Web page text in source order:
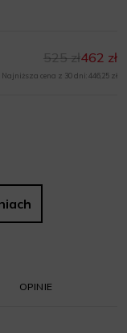
462 zł
525 zł
Najniższa cena z 30 dni: 446,25 zł
OPINIE